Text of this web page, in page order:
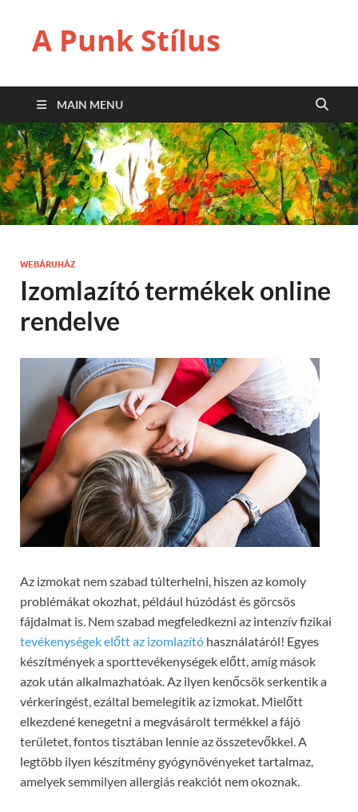
A Punk Stílus
MAIN MENU
WEBÁRUHÁZ
Izomlazító termékek online
rendelve
Az izmokat nem szabad túlterhelni, hiszen az komoly
problémákat okozhat, például húzódást és görcsös
fájdalmat is. Nem szabad megfeledkezni az intenzív fizikai
tevékenységek előtt az izomlazító használatáról! Egyes
készítmények a sporttevékenységek előtt, amíg mások
azok után alkalmazhatóak. Az ilyen kenőcsök serkentik a
vérkeringést, ezáltal bemelegítik az izmokat. Mielőtt
elkezdené kenegetni a megvásárolt termékkel a fájó
területet, fontos tisztában lennie az összetevőkkel. A
legtöbb ilyen készítmény gyógynövényeket tartalmaz,
amelyek semmilyen allergiás reakciót nem okoznak.